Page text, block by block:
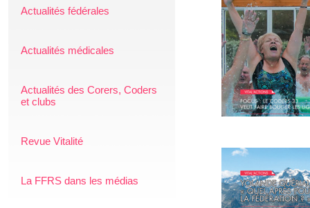
Actualités fédérales
Actualités médicales
Actualités des Corers, Coders
et clubs
Revue Vitalité
La FFRS dans les médias